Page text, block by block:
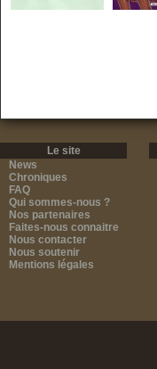
Le site
News
Chroniques
FAQ
Qui sommes-nous ?
Nos partenaires
Faites-nous connaitre
Nous contacter
Nous soutenir
Mentions légales